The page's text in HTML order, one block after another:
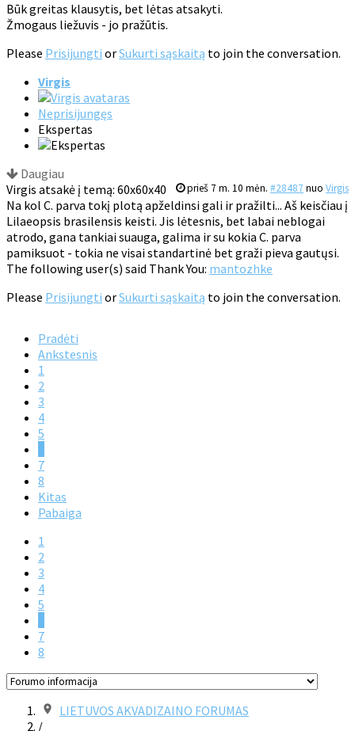
Būk greitas klausytis, bet lėtas atsakyti.
Žmogaus liežuvis - jo pražūtis.
Please Prisijungti orSukurti sąskaitą to join the conversation.
Virgis
Neprisijungęs
Ekspertas
Daugiau
prieš 7 m. 10 mėn. #28487 nuo Virgis
Virgis atsakė į temą: 60x60x40
Na kol C. parva tokį plotą apželdinsi gali ir pražilti... Aš keisčiau į
Lilaeopsis brasilensis keisti. Jis lėtesnis, bet labai neblogai
atrodo, gana tankiai suauga, galima ir su kokia C. parva
pamiksuot - tokia ne visai standartinė bet graži pieva gautųsi.
The following user(s) said Thank You: mantozhke
Please Prisijungti orSukurti sąskaitą to join the conversation.
Pradėti
Ankstesnis
1
2
3
4
5
7
8
Kitas
Pabaiga
1
2
3
4
5
7
8
LIETUVOS AKVADIZAINO FORUMAS
/